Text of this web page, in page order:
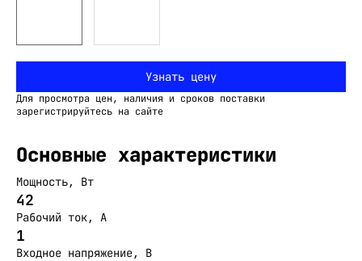
Узнать цену
Для просмотра цен, наличия и сроков поставки
зарегистрируйтесь на сайте
Основные характеристики
Мощность, Вт
42
Рабочий ток, А
1
Входное напряжение, В